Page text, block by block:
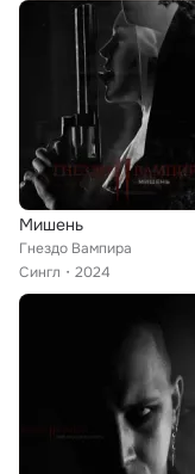
Мишень
Гнездо Вампира
Сингл
2024